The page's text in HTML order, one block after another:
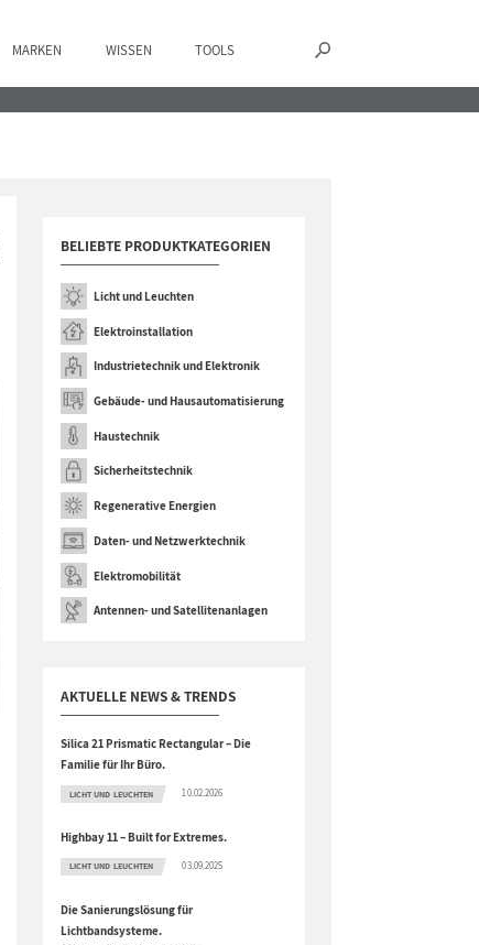
MARKEN WISSEN TOOLS
BELIEBTE PRODUKTKATEGORIEN
Licht und Leuchten
Elektroinstallation
Industrietechnik und Elektronik
Gebäude- und Hausautomatisierung
Haustechnik
Sicherheitstechnik
Regenerative Energien
Daten- und Netzwerktechnik
Elektromobilität
Antennen- und Satellitenanlagen
AKTUELLE NEWS & TRENDS
Silica 21 Prismatic Rectangular – Die
Familie für Ihr Büro.
LICHT UND LEUCHTEN 10.02.2026
Highbay 11 – Built for Extremes.
LICHT UND LEUCHTEN 03.09.2025
Die Sanierungslösung für
Lichtbandsysteme.